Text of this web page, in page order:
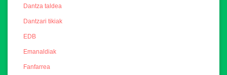
Dantza taldea
Dantzari tikiak
EDB
Emanaldiak
Fanfarrea